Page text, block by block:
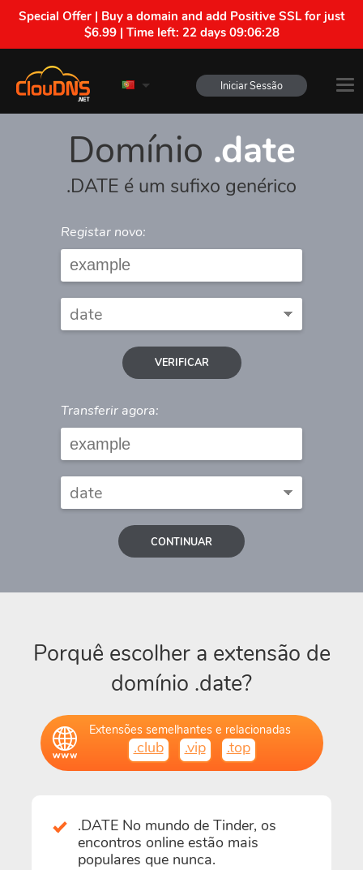
Special Offer | Buy a domain and add Positive SSL for just
$6.99 | Time left: 22 days 09:06:28
Iniciar Sessão
Domínio .date
.DATE é um sufixo genérico
Registar novo:
VERIFICAR
Transferir agora:
CONTINUAR
Porquê escolher a extensão de
domínio .date?
Extensões semelhantes e relacionadas
.club .vip .top
.DATE No mundo de Tinder, os
encontros online estão mais
populares que nunca.